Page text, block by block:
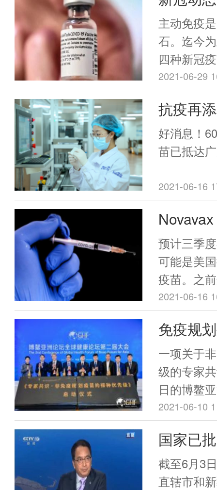
其有效率
基本一致
实世界中
症状感染
Covid-19
状持续时
这类患者
打吗？
混打后
主动免疫
石。迄今
四种新冠
mRNA疫
mRNA疫苗
BioNTech
024414（
S（
Oxford,
Belgium）
2021-06-29
抗疫再
新冠疫
好消息！
苗已抵达
2021-06-16
白新冠
露
预计三季
可能是美
疫苗。之
报出来是
2021-06-16
免疫规
疾控专
级
一项关于
级的专家
日的博鳌
上，中国
和医学院
行院长杨
非免疫规
起草消息。
2021-06-10
国家已
用年龄
截至6月3
直辖市和